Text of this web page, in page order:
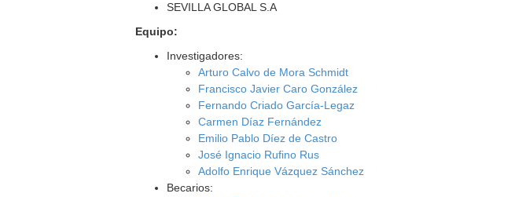
SEVILLA GLOBAL S.A
Equipo:
Investigadores:
Arturo Calvo de Mora Schmidt
Francisco Javier Caro González
Fernando Criado García-Legaz
Carmen Díaz Fernández
Emilio Pablo Díez de Castro
José Ignacio Rufino Rus
Adolfo Enrique Vázquez Sánchez
Becarios: